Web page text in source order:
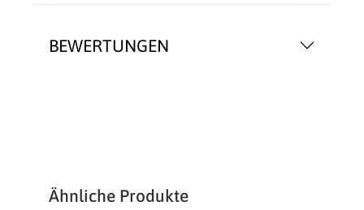
BEWERTUNGEN
Produktgalerie überspringen
Ähnliche Produkte